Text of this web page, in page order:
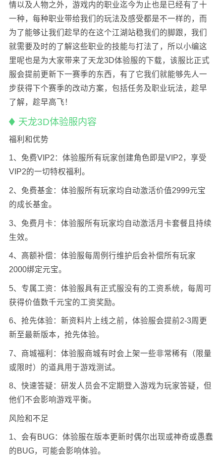
情以及人物之外，游戏内的职业迄今为止也是已经有了十
一种，每种职业带给我们的玩法及感受都是不一样的，而
为了能够让我们趁早的在这个江湖站稳我们的脚跟，我们
就需要及时的了解这些职业的技能与打法了，所以小编这
里呢也是为大家带来了天龙3D体验服的下载，该服比正式
服会提前更新下一赛季的东西，有了它我们就能够先人一
步获得下个赛季的改动方案，包括任务及职业玩法，趁早
了解，趁早高飞！
天龙3D体验服内容
福利和优势
1、免费VIP2：体验服所有玩家创建角色即是VIP2，享受
VIP2的一切特权福利。
2、免费基金：体验服所有玩家均自动激活价值2999元宝
的成长基金。
3、免费月卡：体验服所有玩家均自动激活月卡套餐且持续
生效。
4、高额补偿：体验服每周例行维护后会补偿所有玩家
2000绑定元宝。
5、专属工资：体验服具有正式服没有的工资系统，每周可
获得价值数千元宝的工资奖励。
6、抢先体验：新资料片上线之前，体验服会提前2-3周更
新至最新版本，抢先体验。
7、商城福利：体验服商城有时会上架一些非常稀有（限量
或限时）的道具用于游戏测试。
8、快速答疑：研发人员会不定期登入游戏为玩家答疑，但
他们不会影响游戏平衡。
风险和不足
1、会有BUG：体验服在版本更新时偶尔出现或神奇或愚蠢
的BUG，可能会影响体验。